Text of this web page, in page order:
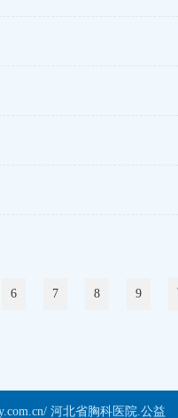
6 7 8 9
河北省胸科医院.公益